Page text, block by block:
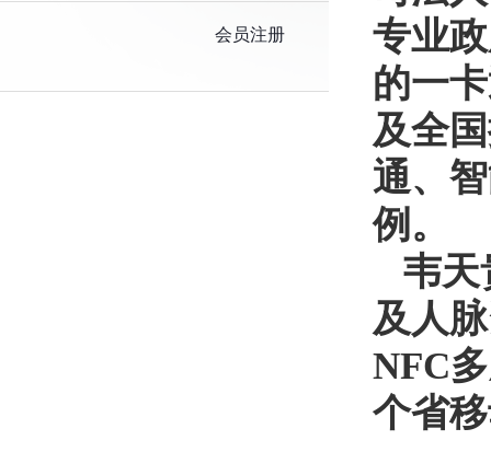
会员注册
专业
的一
及全
通、
例。
韦天
及人
NFC
个省